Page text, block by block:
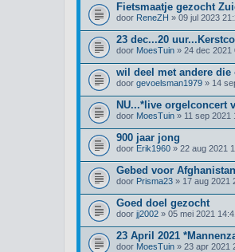
Fietsmaatje gezocht
door ReneZH » 09 jul 2023
23 dec...20
door MoesTuin » 24 dec 2021
wil deel met andere
door gevoelsman1979 » 14
NU...*live orgelconcert
door MoesTuin » 11 sep 2021
900 jaar jong
door Erik1960 » 22 aug 2021
Gebed voor Afghanistan
door Prisma23 » 17 aug 2021
Goed doel gezocht
door jj2002 » 05 mei 2021
23 April 2021
door MoesTuin » 23 apr 2021